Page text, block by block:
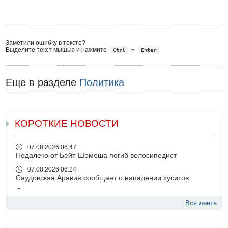
Заметили ошибку в тексте?
Выделите текст мышью и нажмите
Ctrl + Enter
Еще в разделе Политика
КОРОТКИЕ НОВОСТИ
07.08.2026 06:47
Недалеко от Бейт-Шемеша погиб велосипедист
07.08.2026 06:24
Саудовская Аравия сообщает о нападении хуситов
Арестованы двое подозреваемых в стрельбе по
Вся лента